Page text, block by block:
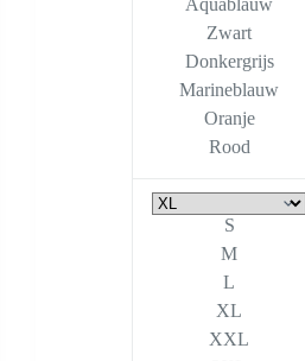
Aquablauw
Zwart
Donkergrijs
Marineblauw
Oranje
Rood
S
M
L
XL
XXL